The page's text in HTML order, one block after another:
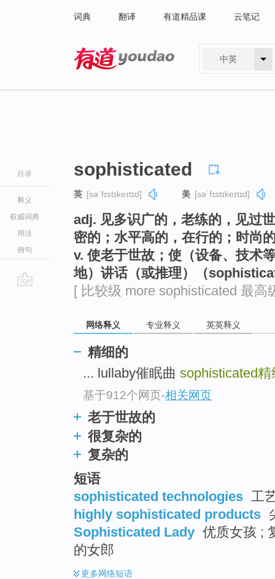
词典 翻译 有道精品课 云笔记
中英
目录
释义
权威词典
用法
例句
sophisticated
英 [səˈfɪstɪkeɪtɪd] 美 [səˈfɪstɪkeɪtɪd]
adj. 见多识广的，老练的，见过
密的；水平高的，在行的；时尚
v. 使老于世故；使（设备、技术
地）讲话（或推理）（
[ 比较级 more sophisticated 最高
网络释义 专业释义 英英释义
精细的
... lullaby催眠曲 sophisticated精
基于912个网页-相关网页
老于世故的
很复杂的
复杂的
短语
sophisticated technologies 工
highly sophisticated products
Sophisticated Lady 优质女孩 ;
的女郎
更多网络短语